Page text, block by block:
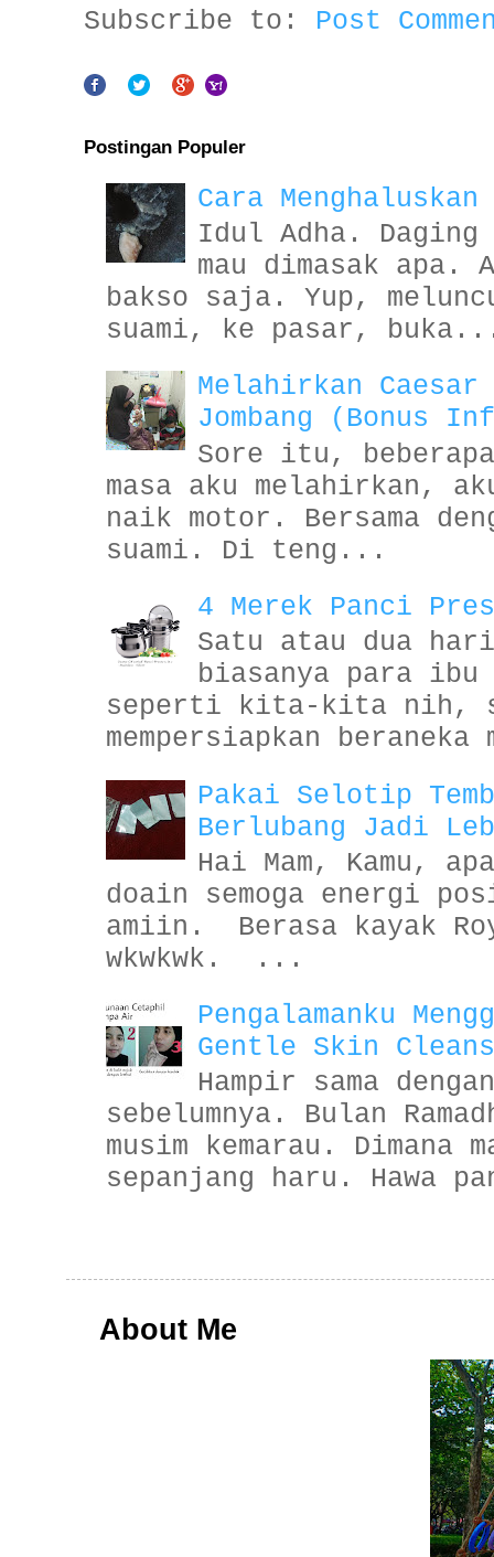
Subscribe to: Post
Postingan Populer
Cara
Idul Adha. Daging
mau dimasak
bakso saja. Yup,
suami, ke pasar,
Melahirkan
Jombang (Bonus
Sore itu,
masa aku melahirkan,
naik motor. Bersama
suami. Di teng...
4 Merek Panci
Satu atau dua
biasanya para ibu
seperti kita-kita nih,
mempersiapkan
Pakai Selotip
Berlubang Jadi
Hai Mam, Kamu,
doain semoga energi
amiin. Berasa kayak
wkwkwk. ...
Pengalamanku
Gentle Skin
Hampir sama
sebelumnya. Bulan
musim kemarau. Dimana
sepanjang haru. Hawa
About Me